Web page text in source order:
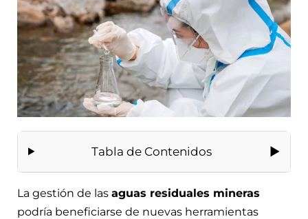
Tabla de Contenidos
La gestión de las aguas residuales mineras
podría beneficiarse de nuevas herramientas